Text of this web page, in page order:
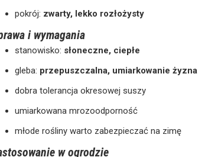
pokrój: zwarty, lekko rozłożysty
i wymagania
stanowisko: słoneczne, ciepłe
gleba: przepuszczalna, umiarkowanie żyzna
dobra tolerancja okresowej suszy
umiarkowana mrozoodporność
młode rośliny warto zabezpieczać na zimę
w ogrodzie